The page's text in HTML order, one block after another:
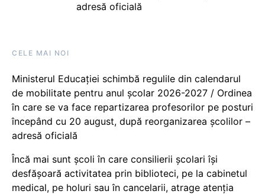
adresă oficială
CELE MAI NOI
Ministerul Educației schimbă regulile din calendarul
de mobilitate pentru anul școlar 2026-2027 / Ordinea
în care se va face repartizarea profesorilor pe posturi
începând cu 20 august, după reorganizarea școlilor –
adresă oficială
Încă mai sunt școli în care consilierii școlari își
desfășoară activitatea prin biblioteci, pe la cabinetul
medical, pe holuri sau în cancelarii, atrage atenția